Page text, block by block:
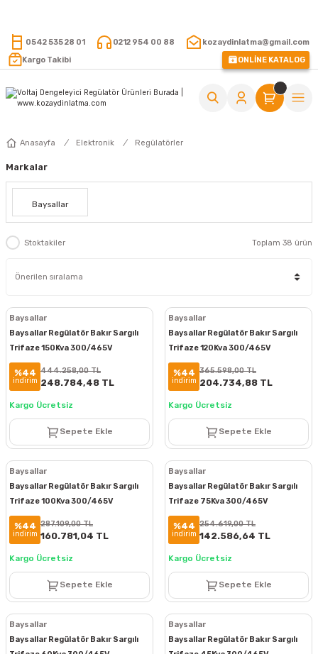
0542 535 28 01 0212 954 00 88
kozaydinlatma@gmail.com
Kargo Takibi
ONLİNE KATALOG
Anasayfa Elektronik Regülatörler
Markalar
Baysallar
Stoktakiler Toplam 38 ürün
Baysallar
Baysallar Regülatör Bakır Sargılı
Trifaze 150Kva 300/465V
BTS150300
%44
indirim
444.258,00 TL
248.784,48 TL
Kargo Ücretsiz
Sepete Ekle
Baysallar
Baysallar Regülatör Bakır Sargılı
Trifaze 120Kva 300/465V
BTS120300
%44
indirim
365.598,00 TL
204.734,88 TL
Kargo Ücretsiz
Sepete Ekle
Baysallar
Baysallar Regülatör Bakır Sargılı
Trifaze 100Kva 300/465V
BTS100300
%44
indirim
287.109,00 TL
160.781,04 TL
Kargo Ücretsiz
Sepete Ekle
Baysallar
Baysallar Regülatör Bakır Sargılı
Trifaze 75Kva 300/465V
BTS75300
%44
indirim
254.619,00 TL
142.586,64 TL
Kargo Ücretsiz
Sepete Ekle
Baysallar
Baysallar Regülatör Bakır Sargılı
Baysallar
Baysallar Regülatör Bakır Sargılı